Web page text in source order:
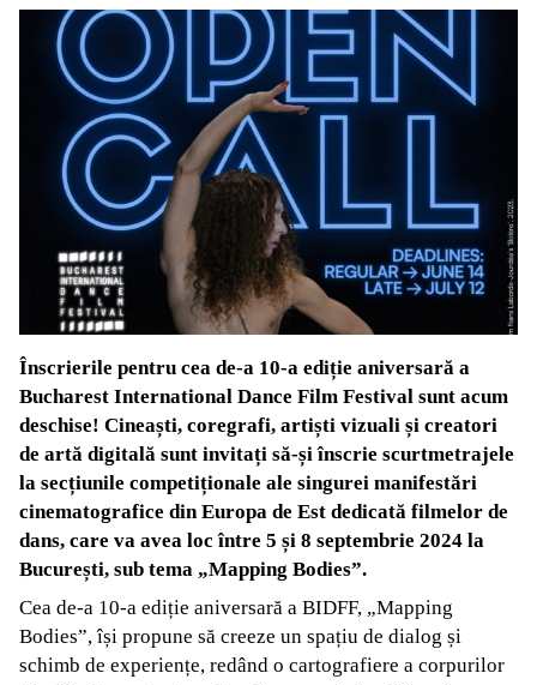
Înscrierile pentru cea de-a 10-a ediție aniversară a
Bucharest International Dance Film Festival sunt acum
deschise! Cineaști, coregrafi, artiști vizuali și creatori
de artă digitală sunt invitați să-și înscrie scurtmetrajele
la secțiunile competiționale ale singurei manifestări
cinematografice din Europa de Est dedicată filmelor de
dans, care va avea loc între 5 și 8 septembrie 2024 la
București, sub tema „Mapping Bodies”.
Cea de-a 10-a ediție aniversară a BIDFF, „Mapping
Bodies”, își propune să creeze un spațiu de dialog și
schimb de experiențe, redând o cartografiere a corpurilor